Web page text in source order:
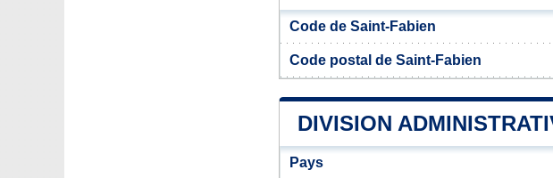
Code de Saint-Fabien
Code postal de Saint-Fabien
DIVISION
Pays